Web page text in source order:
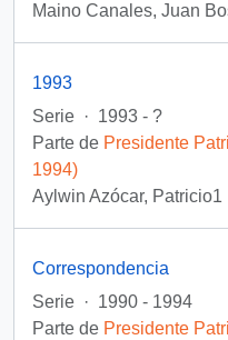
Maino Canales, Juan
1993
Serie · 1993 - ?
Parte de Presidente
1994)
Aylwin Azócar, Patricio1
Correspondencia
Serie · 1990 - 1994
Parte de Presidente